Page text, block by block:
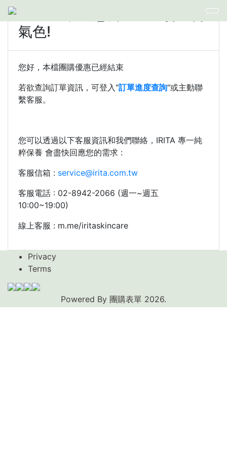
IRITA x北屯慧喬❤立即打造好
氣色!
您好，本檔團購優惠已經結束
若欲查詢訂單資訊，可登入"訂單進度查詢"或主動聯
繫客服。
您可以透過以下客服資訊和我們聯絡，IRITA 專一純
粹保養 會盡快回應您的需求 :
客服信箱 : service@irita.com.tw
客服電話 : 02-8942-2066 (週一~週五
10:00~19:00)
線上客服 : m.me/iritaskincare
Privacy
Terms
Powered By 團購表單 2026.